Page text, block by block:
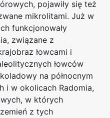
pojawiły się też
mikrolitami. Już w
funkcjonowały
związane z
łowcami i
łowców
na północnym
i w okolicach Radomia,
w których
z tych